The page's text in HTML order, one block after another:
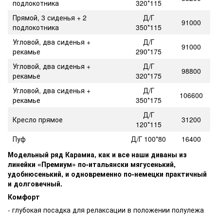
подлокотника
320*115
Прямой, 3 сиденья + 2
подлокотника
Д/Г
350*115
91000
Угловой, два сиденья +
рекамье
Д/Г
290*175
91000
Угловой, два сиденья +
рекамье
Д/Г
320*175
98800
Угловой, два сиденья +
рекамье
Д/Г
350*175
106600
Кресло прямое
Д/Г
120*115
31200
Пуф
Д/Г 100*80
16400
Модельный ряд Карамиа, как и все наши диваны из
линейки «Премиум» по-итальянски мягусенький,
удобнюсенький, и одновременно по-немецки практичный
и долговечный.
Комфорт
- глубокая посадка для релаксации в положении полулежа